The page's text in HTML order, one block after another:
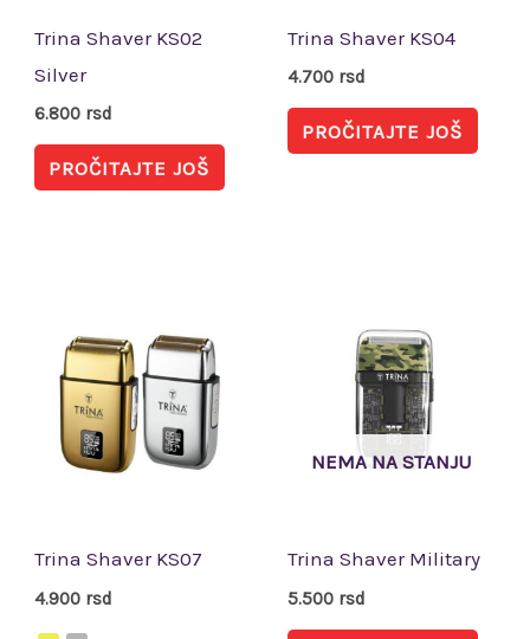
Trina Shaver KS02
Silver
6.800 rsd
PROČITAJTE JOŠ
Trina Shaver KS04
4.700 rsd
PROČITAJTE JOŠ
Trina Shaver KS07
4.900 rsd
izabrane
NEMA NA STANJU
Trina Shaver Military
5.500 rsd